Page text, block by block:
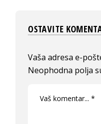
OSTAVITE
Vaša adresa e-
Neophodna polja